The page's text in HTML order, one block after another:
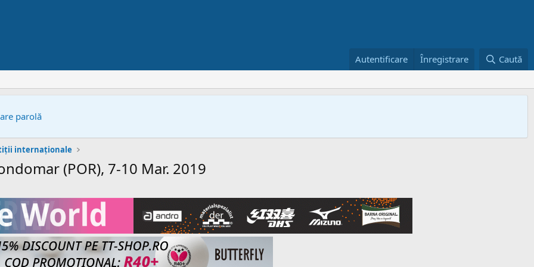
Autentificare Înregistrare Caută
parolă
internaționale
(POR), 7-10 Mar. 2019